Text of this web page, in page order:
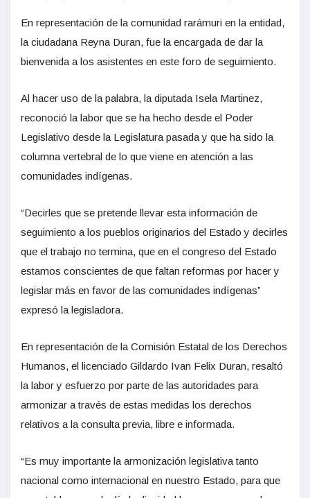
En representación de la comunidad rarámuri en la entidad,
la ciudadana Reyna Duran, fue la encargada de dar la
bienvenida a los asistentes en este foro de seguimiento.
Al hacer uso de la palabra, la diputada Isela Martinez,
reconoció la labor que se ha hecho desde el Poder
Legislativo desde la Legislatura pasada y que ha sido la
columna vertebral de lo que viene en atención a las
comunidades indígenas.
“Decirles que se pretende llevar esta información de
seguimiento a los pueblos originarios del Estado y decirles
que el trabajo no termina, que en el congreso del Estado
estamos conscientes de que faltan reformas por hacer y
legislar más en favor de las comunidades indígenas”
expresó la legisladora.
En representación de la Comisión Estatal de los Derechos
Humanos, el licenciado Gildardo Ivan Felix Duran, resaltó
la labor y esfuerzo por parte de las autoridades para
armonizar a través de estas medidas los derechos
relativos a la consulta previa, libre e informada.
“Es muy importante la armonización legislativa tanto
nacional como internacional en nuestro Estado, para que